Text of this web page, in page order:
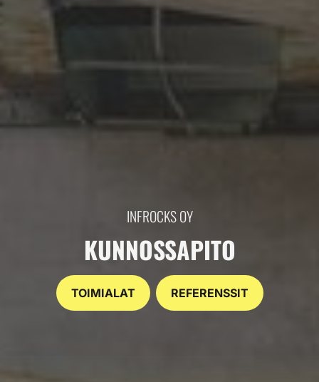
INFROCKS OY
KUNNOSSAPITO
TOIMIALAT REFERENSSIT